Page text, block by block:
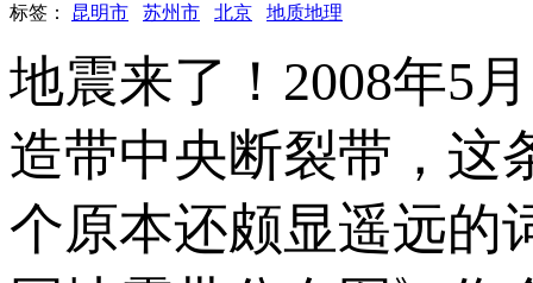
标签： 昆明市 苏州市 北京 地质地理
地震来了！2008年5
造带中央断裂带，这
个原本还颇显遥远的